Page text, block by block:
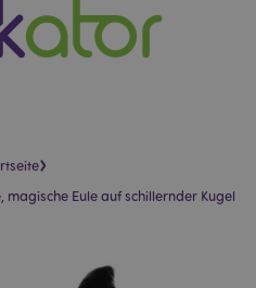
›
Eule auf schillernder Kugel